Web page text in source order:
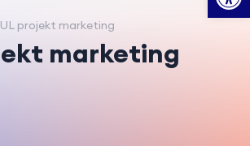
projekt marketing
marketing